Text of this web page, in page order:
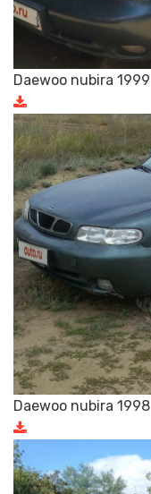
Daewoo nubira 1999
Daewoo nubira 1998